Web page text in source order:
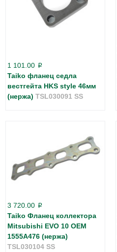
1 101.00 p
Taiko фланец седла
вестгейта HKS style 46мм
(нержа) TSL030091 SS
3 720.00 p
Taiko Фланец коллектора
Mitsubishi EVO 10 OEM
1555A476 (нержа)
TSL030104 SS